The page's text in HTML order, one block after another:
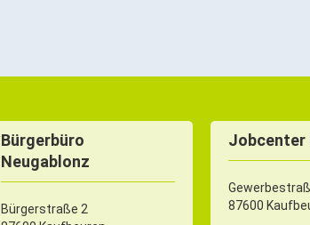
Bürgerbüro
Neugablonz
Bürgerstraße 2
Jobcenter
87600